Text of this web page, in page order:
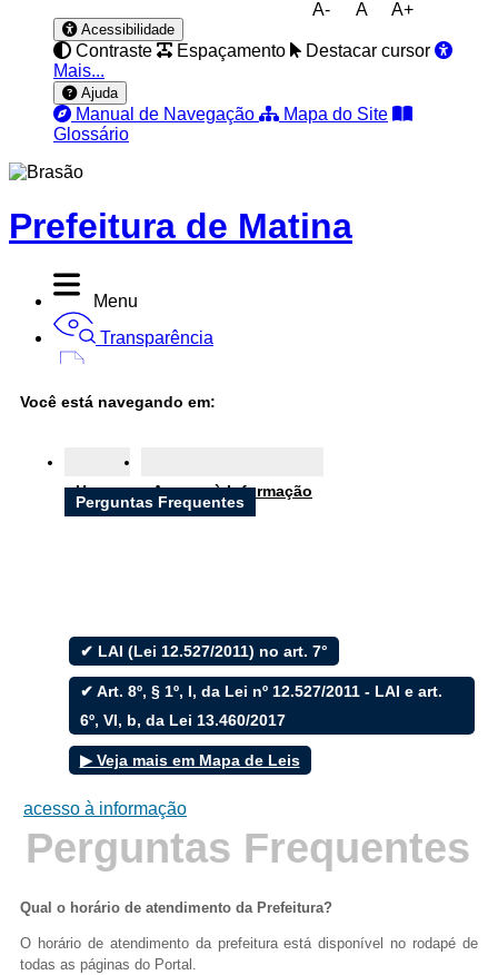
A- A A+
Acessibilidade
Contraste Espaçamento
Destacar cursor
Mais...
Ajuda
Manual de Navegação
Mapa do Site
Glossário
Prefeitura de Matina
Menu
Transparência
Ouvidoria
e-SIC
Filtrar por todos
Acesso à Informação
Empresas
Fotos
Notícias
Secretarias
Servidor
Transparência
Turistas
Áudios
Fale conosco
Você está navegando em:
Home Acesso à Informação
Perguntas Frequentes
✔ LAI (Lei 12.527/2011) no art. 7°
✔ Art. 8º, § 1º, I, da Lei nº 12.527/2011 - LAI e art.
6º, VI, b, da Lei 13.460/2017
▶ Veja mais em Mapa de Leis
acesso à informação
Perguntas Frequentes
Qual o horário de atendimento da Prefeitura?
O horário de atendimento da prefeitura está disponível no rodapé de
todas as páginas do Portal.